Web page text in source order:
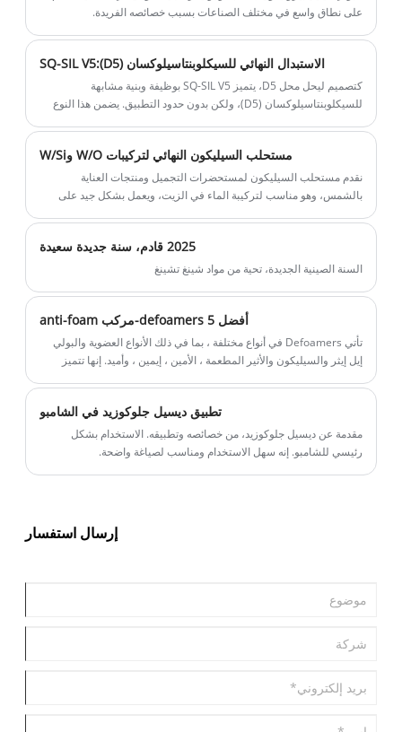
على نطاق واسع في مختلف الصناعات بسبب خصائصه الفريدة.
الاستبدال النهائي للسيكلوبنتاسيلوكسان (D5):SQ-SIL V5
كتصميم ليحل محل D5، يتميز SQ-SIL V5 بوظيفة وبنية مشابهة
للسيكلوبنتاسيلوكسان (D5)، ولكن بدون حدود التطبيق. يضمن هذا النوع
مستحلب السيليكون النهائي لتركيبات W/O وW/Si
نقدم مستحلب السيليكون لمستحضرات التجميل ومنتجات العناية
بالشمس، وهو مناسب لتركيبة الماء في الزيت، ويعمل بشكل جيد على
2025 قادم، سنة جديدة سعيدة
السنة الصينية الجديدة، تحية من مواد شينغ تشينغ
أفضل 5 defoamers-مركب anti-foam
تأتي Defoamers في أنواع مختلفة ، بما في ذلك الأنواع العضوية والبولي
إيل إيثر والسيليكون والأثير المطعمة ، الأمين ، إيمين ، وأميد. إنها تتميز
العالية والأحماض القوية والقلويات القوية. تُستخدم هذه العوامل الدافعة
على نطاق واسع في الصناعات مثل إزالة اللاتكس ، وتحجيم النسيج ،
وتخمير الغذاء ، والطيد الحيوي ، والطلاء ، والبتروكيماويات ، وصنع الورق ،
تطبيق ديسيل جلوكوزيد في الشامبو
مقدمة عن ديسيل جلوكوزيد، من خصائصه وتطبيقه. الاستخدام بشكل
رئيسي للشامبو. إنه سهل الاستخدام ومناسب لصياغة واضحة.
إرسال استفسار